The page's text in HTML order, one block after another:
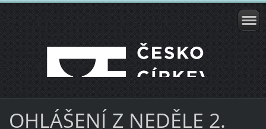
OHLÁŠENÍ Z NEDĚLE 2.